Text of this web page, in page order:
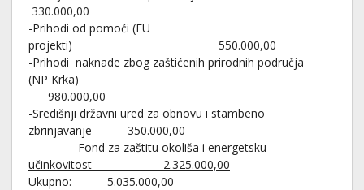
330.000,00
-Prihodi od pomoći (EU
projekti) 550.000,00
-Prihodi naknade zbog zaštićenih prirodnih područja
(NP Krka)
980.000,00
-Središnji državni ured za obnovu i stambeno
zbrinjavanje 350.000,00
-Fond za zaštitu okoliša i energetsku
učinkovitost 2.325.000,00
Ukupno: 5.035.000,00